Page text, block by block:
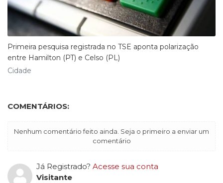
Primeira pesquisa registrada no TSE aponta polarização
entre Hamilton (PT) e Celso (PL)
Cidade
COMENTÁRIOS:
Nenhum comentário feito ainda. Seja o primeiro a enviar um
comentário
Já Registrado? Acesse sua conta
Visitante